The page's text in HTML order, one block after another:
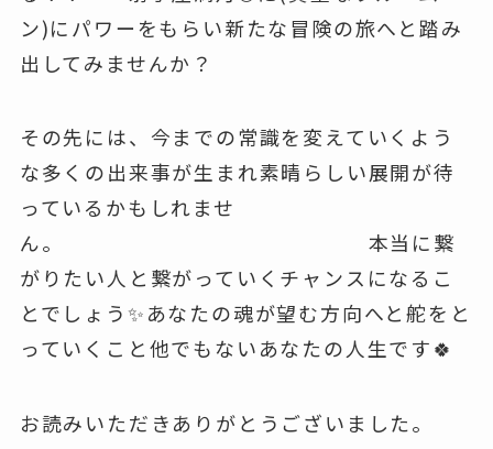
ン)にパワーをもらい新たな冒険の旅へと踏み
出してみませんか？
その先には、今までの常識を変えていくよう
な多くの出来事が生まれ素晴らしい展開が待
っているかもしれませ
ん。 本当に繋
がりたい人と繋がっていくチャンスになるこ
とでしょう✨あなたの魂が望む方向へと舵をと
っていくこと他でもないあなたの人生です🍀
お読みいただきありがとうございました。